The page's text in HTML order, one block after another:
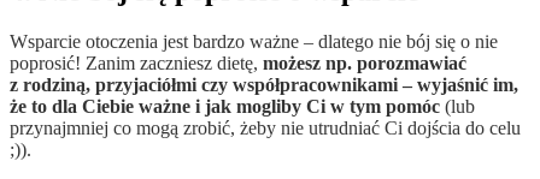
Wsparcie otoczenia jest bardzo ważne – dlatego nie bój się o nie
poprosić! Zanim zaczniesz dietę, możesz np. porozmawiać
z rodziną, przyjaciółmi czy współpracownikami – wyjaśnić im,
że to dla Ciebie ważne i jak mogliby Ci w tym pomóc (lub
przynajmniej co mogą zrobić, żeby nie utrudniać Ci dojścia do celu
;)).